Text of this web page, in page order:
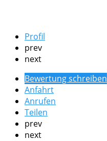
Profil
prev
next
Bewertung schreiben
Anfahrt
Anrufen
Teilen
prev
next